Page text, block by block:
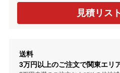
送料
3万円以上のご注文で関東エリ